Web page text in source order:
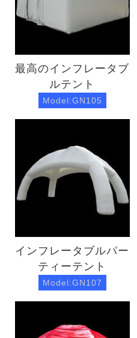
最高のインフレータブ
ルテント
Model:GN105
インフレータブルパー
ティーテント
Model:GN107